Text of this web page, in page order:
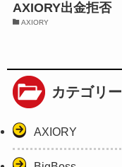
AXIORY出金拒否
AXIORY
カテゴリー
AXIORY